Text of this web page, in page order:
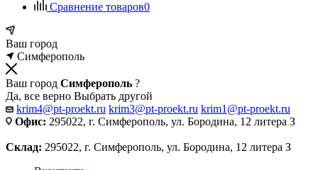
Сравнение товаров0
Ваш город
Симферополь
Ваш город Симферополь ?
Да, все верно Выбрать другой
krim4@pt-proekt.ru krim3@pt-proekt.ru krim1@pt-proekt.ru
Офис: 295022, г. Симферополь, ул. Бородина, 12 литера З
Склад: 295022, г. Симферополь, ул. Бородина, 12 литера З